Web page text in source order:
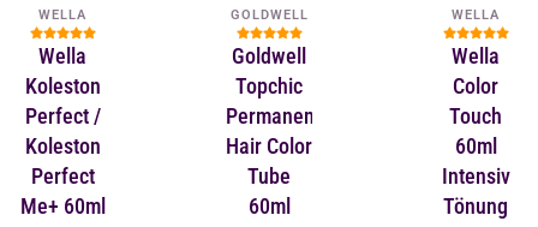
WELLA
Wella
Koleston
Perfect /
Koleston
Perfect
Me+ 60ml
GOLDWELL
Goldwell
Topchic
Permanent
Hair Color
Tube
60ml
WELLA
Wella
Color
Touch
60ml
Intensiv
Tönung